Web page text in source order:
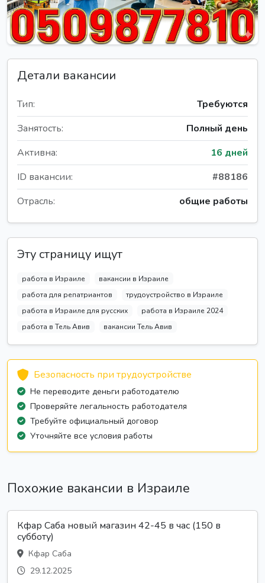
Детали вакансии
Тип:
Требуются
Занятость:
Полный день
Активна:
16 дней
ID вакансии:
#88186
Отрасль:
общие работы
Эту страницу ищут
работа в Израиле
вакансии в Израиле
работа для репатриантов
трудоустройство в Израиле
работа в Израиле для русских
работа в Израиле 2024
работа в Тель Авив
вакансии Тель Авив
Безопасность при трудоустройстве
Не переводите деньги работодателю
Проверяйте легальность работодателя
Требуйте официальный договор
Уточняйте все условия работы
Похожие вакансии в Израиле
Кфар Саба новый магазин 42-45 в час (150 в
субботу)
Кфар Саба
29.12.2025